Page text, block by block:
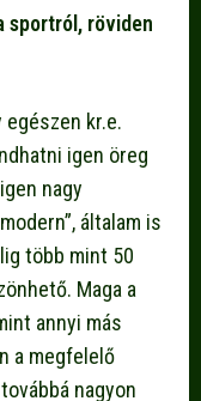
sportról, röviden
kr.e.
igen öreg
nagy
általam is
több mint 50
Maga a
annyi más
a megfelelő
nagyon